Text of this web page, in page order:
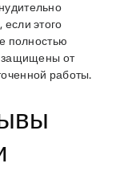
этого
полностью
защищены от
работы.